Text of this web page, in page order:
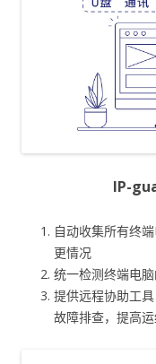
IP-
自动收集所有终
更情况
统一检测终端电
提供远程协助工
故障排查，提高